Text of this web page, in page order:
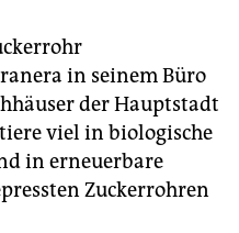
in seinem Büro
der Hauptstadt
viel in biologische
in erneuerbare
Zuckerrohren